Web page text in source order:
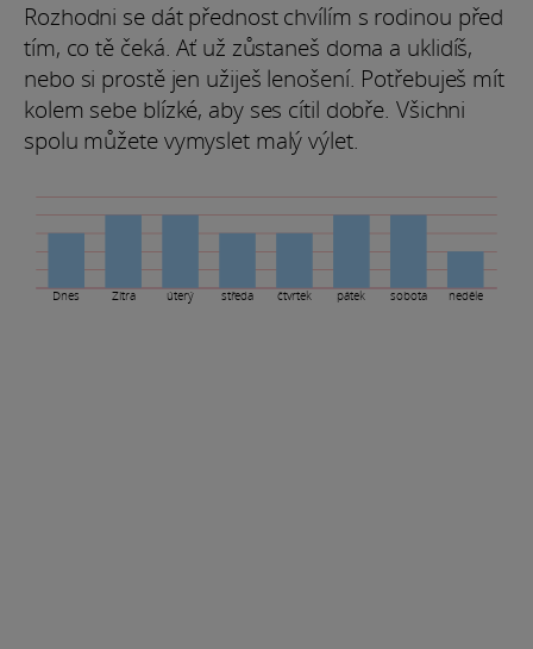
Dnes Zítra úterý středa čtvrtek pátek sobota neděle
Rozhodni se dát přednost chvílím s rodinou před
tím, co tě čeká. Ať už zůstaneš doma a uklidíš,
nebo si prostě jen užiješ lenošení. Potřebuješ mít
kolem sebe blízké, aby ses cítil dobře. Všichni
spolu můžete vymyslet malý výlet.